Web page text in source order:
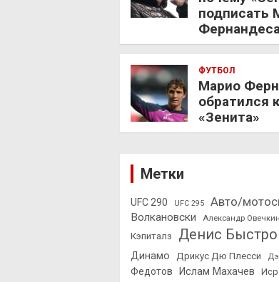
подписать
ФУТБОЛ
Марио
обратился
«Зенита»
Метки
UFC 290 UFC 295 Авто/
Волкановски
Александр Овечкин
Кэпиталз
Денис
Динамо Дрикус Дю Плесси
Федотов
Ислам Махачев